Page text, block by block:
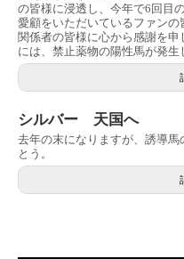
の皆様に浸透し、今年で6回目
愛顧をいただいているファン
関係者の皆様に心から感謝を
には、禁止薬物の陽性馬が発生
シルバー 天国へ
去年の末になりますが、誘導
とう。